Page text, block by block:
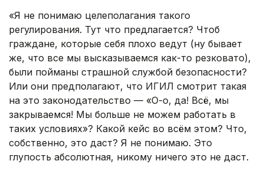
«Я не понимаю целеполагания такого
регулирования. Тут что предлагается? Чтоб
граждане, которые себя плохо ведут (ну бывает
же, что все мы высказываемся как-то резковато),
были пойманы страшной службой безопасности?
Или они предполагают, что ИГИЛ смотрит такая
на это законодательство — «О-о, да! Всё, мы
закрываемся! Мы больше не можем работать в
таких условиях»? Какой кейс во всём этом? Что,
собственно, это даст? Я не понимаю. Это
глупость абсолютная, никому ничего это не даст.